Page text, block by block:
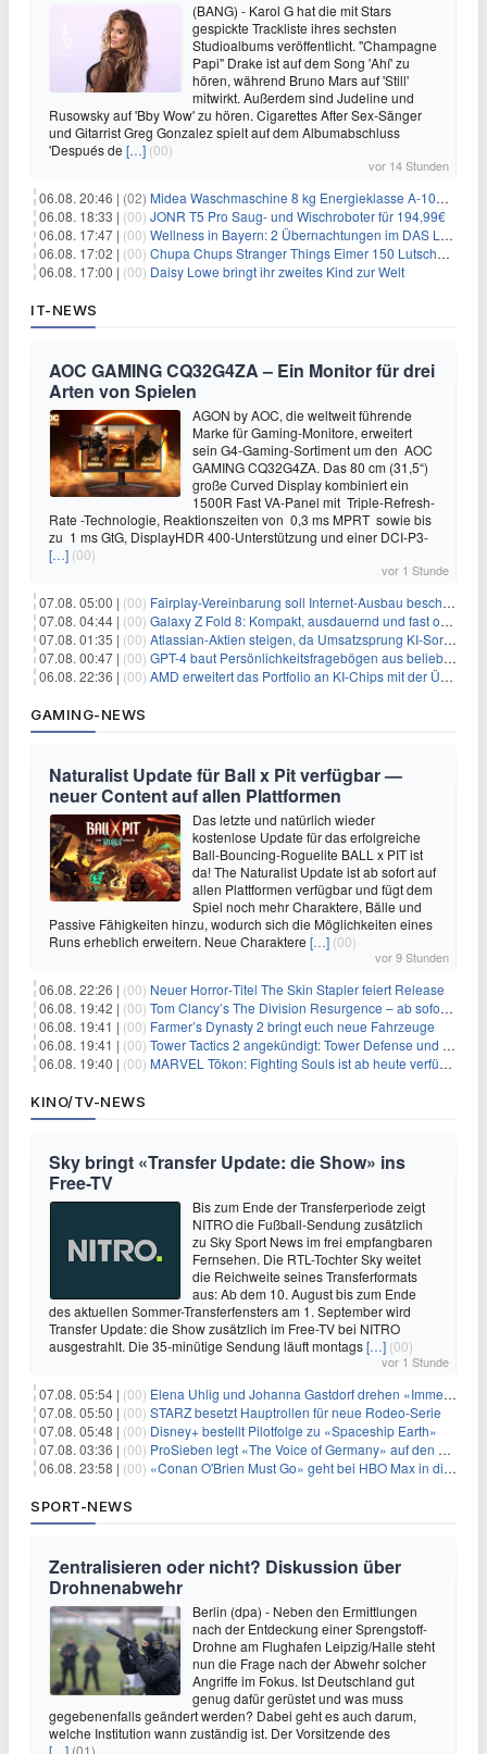
(BANG) - Karol G hat die mit Stars
gespickte Trackliste ihres sechsten
Studioalbums veröffentlicht. "Champagne
Papi" Drake ist auf dem Song 'Ahí' zu
hören, während Bruno Mars auf 'Still'
mitwirkt. Außerdem sind Judeline und
Rusowsky auf 'Bby Wow' zu hören. Cigarettes After Sex-Sänger
und Gitarrist Greg Gonzalez spielt auf dem Albumabschluss
'Después de […] (00)
vor 14 Stunden
06.08. 20:46 | (02) Midea Waschmaschine 8 kg Energieklasse A-10% 1400 U/Min für 289,97€
06.08. 18:33 | (00) JONR T5 Pro Saug- und Wischroboter für 194,99€
06.08. 17:47 | (00) Wellness in Bayern: 2 Übernachtungen im DAS LUDWIG Sports Resort inkl. HP + Wellness ab 174€ p.P.
06.08. 17:02 | (00) Chupa Chups Stranger Things Eimer 150 Lutscher für 21,95€
06.08. 17:00 | (00) Daisy Lowe bringt ihr zweites Kind zur Welt
IT-NEWS
AOC GAMING CQ32G4ZA – Ein Monitor für drei
Arten von Spielen
AGON by AOC, die weltweit führende
Marke für Gaming-Monitore, erweitert
sein G4-Gaming-Sortiment um den AOC
GAMING CQ32G4ZA. Das 80 cm (31,5“)
große Curved Display kombiniert ein
1500R Fast VA-Panel mit Triple-Refresh-
Rate -Technologie, Reaktionszeiten von 0,3 ms MPRT sowie bis
zu 1 ms GtG, DisplayHDR 400-Unterstützung und einer DCI-P3-
[…] (00)
vor 1 Stunde
07.08. 05:00 | (00) Fairplay-Vereinbarung soll Internet-Ausbau beschleunigen
07.08. 04:44 | (00) Galaxy Z Fold 8: Kompakt, ausdauernd und fast ohne Falte
07.08. 01:35 | (00) Atlassian-Aktien steigen, da Umsatzsprung KI-Sorgen dämpft
07.08. 00:47 | (00) GPT-4 baut Persönlichkeitsfragebögen aus beliebigen Texten und sagt Antworten voraus
06.08. 22:36 | (00) AMD erweitert das Portfolio an KI-Chips mit der Übernahme von Taalas
GAMING-NEWS
Naturalist Update für Ball x Pit verfügbar —
neuer Content auf allen Plattformen
Das letzte und natürlich wieder
kostenlose Update für das erfolgreiche
Ball-Bouncing-Roguelite BALL x PIT ist
da! The Naturalist Update ist ab sofort auf
allen Plattformen verfügbar und fügt dem
Spiel noch mehr Charaktere, Bälle und
Passive Fähigkeiten hinzu, wodurch sich die Möglichkeiten eines
Runs erheblich erweitern. Neue Charaktere […] (00)
vor 9 Stunden
06.08. 22:26 | (00) Neuer Horror‑Titel The Skin Stapler feiert Release
06.08. 19:42 | (00) Tom Clancy’s The Division Resurgence – ab sofort für euch verfügbar
06.08. 19:41 | (00) Farmer’s Dynasty 2 bringt euch neue Fahrzeuge
06.08. 19:41 | (00) Tower Tactics 2 angekündigt: Tower Defense und Deckbuilding Kombo kehrt zurück
06.08. 19:40 | (00) MARVEL Tōkon: Fighting Souls ist ab heute verfügbar
KINO/TV-NEWS
Sky bringt «Transfer Update: die Show» ins
Free-TV
Bis zum Ende der Transferperiode zeigt
NITRO die Fußball-Sendung zusätzlich
zu Sky Sport News im frei empfangbaren
Fernsehen. Die RTL-Tochter Sky weitet
die Reichweite seines Transferformats
aus: Ab dem 10. August bis zum Ende
des aktuellen Sommer-Transferfensters am 1. September wird
Transfer Update: die Show zusätzlich im Free-TV bei NITRO
ausgestrahlt. Die 35-minütige Sendung läuft montags[…] (00)
vor 1 Stunde
07.08. 05:54 | (00) Elena Uhlig und Johanna Gastdorf drehen «Immer fehlt was»
07.08. 05:50 | (00) STARZ besetzt Hauptrollen für neue Rodeo-Serie
07.08. 05:48 | (00) Disney+ bestellt Pilotfolge zu «Spaceship Earth»
07.08. 03:36 | (00) ProSieben legt «The Voice of Germany» auf den Samstag
06.08. 23:58 | (00) «Conan O'Brien Must Go» geht bei HBO Max in die dritte Runde
SPORT-NEWS
Zentralisieren oder nicht? Diskussion über
Drohnenabwehr
Berlin (dpa) - Neben den Ermittlungen
nach der Entdeckung einer Sprengstoff-
Drohne am Flughafen Leipzig/Halle steht
nun die Frage nach der Abwehr solcher
Angriffe im Fokus. Ist Deutschland gut
genug dafür gerüstet und was muss
gegebenenfalls geändert werden? Dabei geht es auch darum,
welche Institution wann zuständig ist. Der Vorsitzende des
[…] (01)